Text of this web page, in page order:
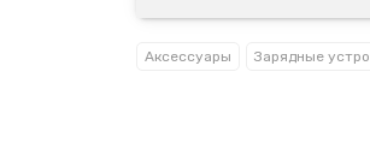
Аксессуары